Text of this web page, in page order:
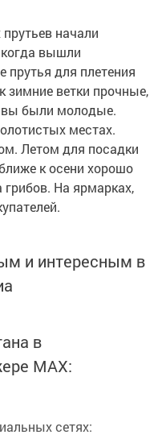
начали
когда вышли
для плетения
зимние ветки прочные,
были молодые.
местах.
Летом для посадки
к осени хорошо
На ярмарках,
и интересным в
в
MАХ:
сетях: